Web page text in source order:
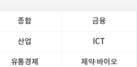
종합 금융
산업 ICT
유통경제 제약∙바이오